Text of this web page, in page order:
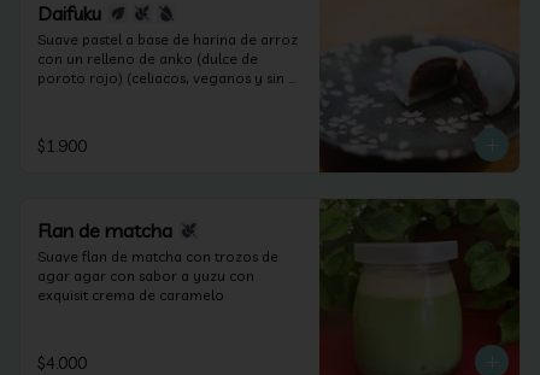
Daifuku
Suave pastel a base de harina de arroz
con un relleno de anko (dulce de
poroto rojo) (celiacos, veganos y sin
$1.900
Flan de matcha
Suave flan de matcha con trozos de
agar agar con sabor a yuzu con
exquisit crema de caramelo
$4.000